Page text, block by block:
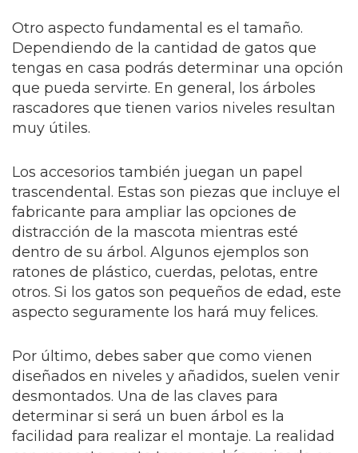
Otro aspecto fundamental es el tamaño.
Dependiendo de la cantidad de gatos que
tengas en casa podrás determinar una opción
que pueda servirte. En general, los árboles
rascadores que tienen varios niveles resultan
muy útiles.
Los accesorios también juegan un papel
trascendental. Estas son piezas que incluye el
fabricante para ampliar las opciones de
distracción de la mascota mientras esté
dentro de su árbol. Algunos ejemplos son
ratones de plástico, cuerdas, pelotas, entre
otros. Si los gatos son pequeños de edad, este
aspecto seguramente los hará muy felices.
Por último, debes saber que como vienen
diseñados en niveles y añadidos, suelen venir
desmontados. Una de las claves para
determinar si será un buen árbol es la
facilidad para realizar el montaje. La realidad